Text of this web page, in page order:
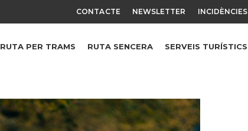
CONTACTE NEWSLETTER INCIDÈNCIES
RUTA PER TRAMS RUTA SENCERA SERVEIS TURÍSTICS